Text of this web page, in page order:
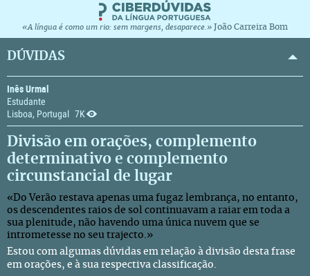
«A língua é como um rio: sem margens, desaparece.» João Carreira Bom
DÚVIDAS
Inês Urmal
Estudante
Lisboa, Portugal 7K
Divisão em orações, complemento
determinativo e complemento
circunstancial de lugar
«Do Verão restava apenas uma fugaz lembrança, no entanto,
os descendentes raios de sol continuavam a raiar em toda a
sua plenitude, não havendo uma única nuvem que se
intrometesse no seu trajecto.»
Estou com algumas dúvidas em relação à divisão desta frase
em orações, e à sua respectiva classificação.